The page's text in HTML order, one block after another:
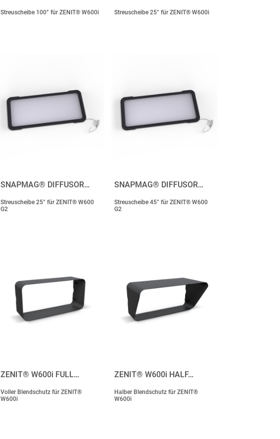
Streuscheibe 100° für ZENIT® W600i Streuscheibe 25° für ZENIT® W600i
SNAPMAG® DIFFUSOR…
Streuscheibe 25° für ZENIT® W600
G2
SNAPMAG® DIFFUSOR…
Streuscheibe 45° für ZENIT® W600
G2
ZENIT® W600i FULL…
Voller Blendschutz für ZENIT®
W600i
ZENIT® W600i HALF…
Halber Blendschutz für ZENIT®
W600i